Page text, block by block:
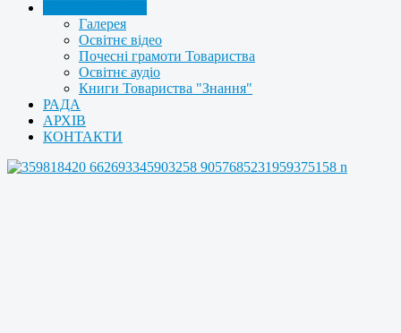
Галерея
Освітнє відео
Почесні грамоти Товариства
Освітнє аудіо
Книги Товариства "Знання"
РАДА
АРХІВ
КОНТАКТИ